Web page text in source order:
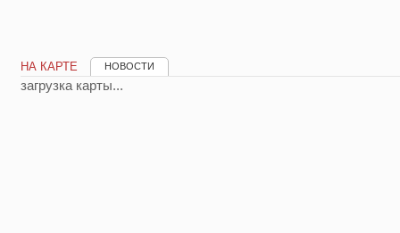
НА КАРТЕ НОВОСТИ
загрузка карты...